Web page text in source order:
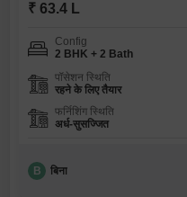
₹ 63.4 L
Config
2 BHK + 2 Bath
पॉसेशन स्थिति
रहने के लिए तैयार
फर्निशिंग स्थिति
अर्ध-सुसज्जित
B बिना